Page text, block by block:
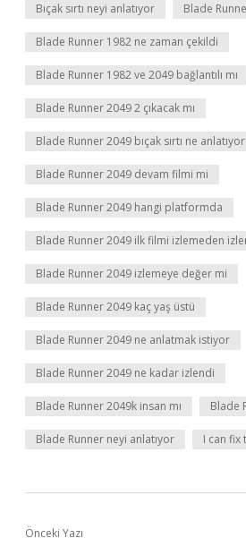
Bıçak sırtı neyi anlatıyor Blade
Blade Runner 1982 ne zaman çekildi
Blade Runner 1982 ve 2049 bağlantılı mı
Blade Runner 2049 2 çıkacak mı
Blade Runner 2049 bıçak sırtı ne anlatıyor
Blade Runner 2049 devam filmi mi
Blade Runner 2049 hangi platformda
Blade Runner 2049 ilk filmi izlemeden
Blade Runner 2049 izlemeye değer mi
Blade Runner 2049 kaç yaş üstü
Blade Runner 2049 ne anlatmak istiyor
Blade Runner 2049 ne kadar izlendi
Blade Runner 2049k insan mı Blade
Blade Runner neyi anlatıyor I can fix
Önceki Yazı